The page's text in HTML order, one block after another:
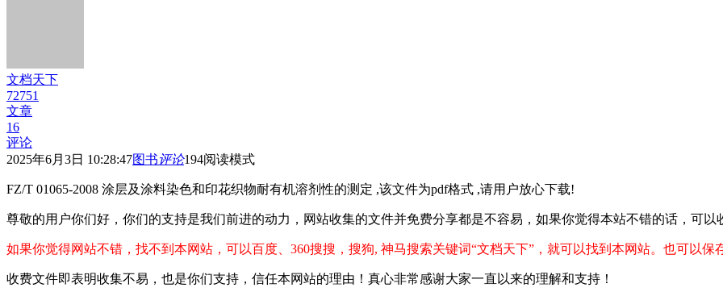
文档天下
72751
文章
16
评论
2025年6月3日 10:28:47图书评论194阅读模式
FZ/T 01065-2008 涂层及涂料染色和印花织物耐有机溶剂性的测定 ,该文件为pdf格式 ,请用户放心下载!
尊敬的用户你们好，你们的支持是我们前进的动力，网站收集的文件并免费分享都是不容易，如果你觉得本站不错的话，可以
如果你觉得网站不错，找不到本网站，可以百度、360搜搜，搜狗, 神马搜索关键词“文档天下”，就可以找到本网站。也可以保
收费文件即表明收集不易，也是你们支持，信任本网站的理由！真心非常感谢大家一直以来的理解和支持！